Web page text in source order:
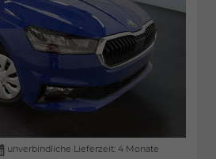
unverbindliche Lieferzeit: 4 Monate